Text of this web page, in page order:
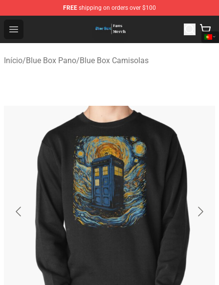
FREE shipping on orders over $100
Open menu
Blue Box Store - Official Blue Box Merchandise Shop
Início/Blue Box Pano/Blue Box Camisolas